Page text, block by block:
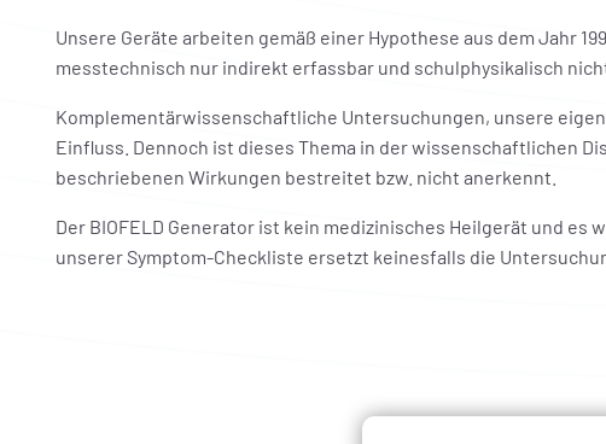
Unsere Geräte arbeiten gemäß einer Hypothese aus dem Jahr
messtechnisch nur indirekt erfassbar und schulphysikalisch
Komplementärwissenschaftliche Untersuchungen, unsere
Einfluss. Dennoch ist dieses Thema in der wissenschaftlichen
beschriebenen Wirkungen bestreitet bzw. nicht anerkennt.
Der BIOFELD Generator ist kein medizinisches Heilgerät und
unserer Symptom-Checkliste ersetzt keinesfalls die